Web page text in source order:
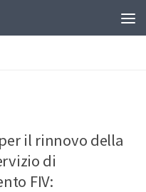
il rinnovo della
di
FIV: